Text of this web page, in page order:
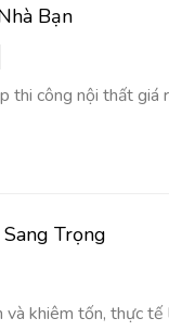
Bạn
thi công nội thất
Trọng
khiêm tốn, thực